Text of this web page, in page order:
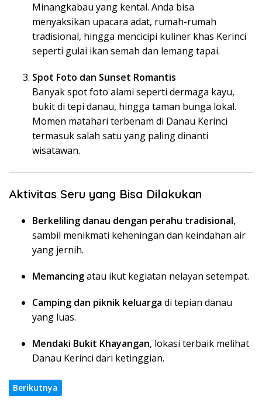
Minangkabau yang kental. Anda bisa
menyaksikan upacara adat, rumah-rumah
tradisional, hingga mencicipi kuliner khas Kerinci
seperti gulai ikan semah dan lemang tapai.
Spot Foto dan Sunset Romantis
Banyak spot foto alami seperti dermaga kayu,
bukit di tepi danau, hingga taman bunga lokal.
Momen matahari terbenam di Danau Kerinci
termasuk salah satu yang paling dinanti
wisatawan.
Aktivitas Seru yang Bisa Dilakukan
Berkeliling danau dengan perahu tradisional,
sambil menikmati keheningan dan keindahan air
yang jernih.
Memancingatau ikut kegiatan nelayan setempat.
Camping dan piknik keluarga di tepian danau
yang luas.
Mendaki Bukit Khayangan, lokasi terbaik melihat
Danau Kerinci dari ketinggian.
Berikutnya